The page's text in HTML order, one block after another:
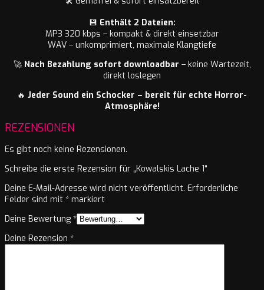
💾 Enthält 2 Dateien:
MP3 320 kbps – kompakt & direkt einsetzbar
WAV – unkomprimiert, maximale Klangtiefe
🚀 Nach Bezahlung sofort downloadbar – keine Wartezeit,
direkt loslegen
🔥 Jeder Sound ein Schocker – bereit für echte Horror-
Atmosphäre!
REZENSIONEN
Es gibt noch keine Rezensionen.
Schreibe die erste Rezension für „Kowalskis Lache 1“
Deine E-Mail-Adresse wird nicht veröffentlicht. Erforderliche
Felder sind mit * markiert
Deine Bewertung *
Deine Rezension *